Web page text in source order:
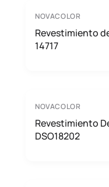
NOVACOLOR
Revestimiento
14717
NOVACOLOR
Revestimiento
DSO18202